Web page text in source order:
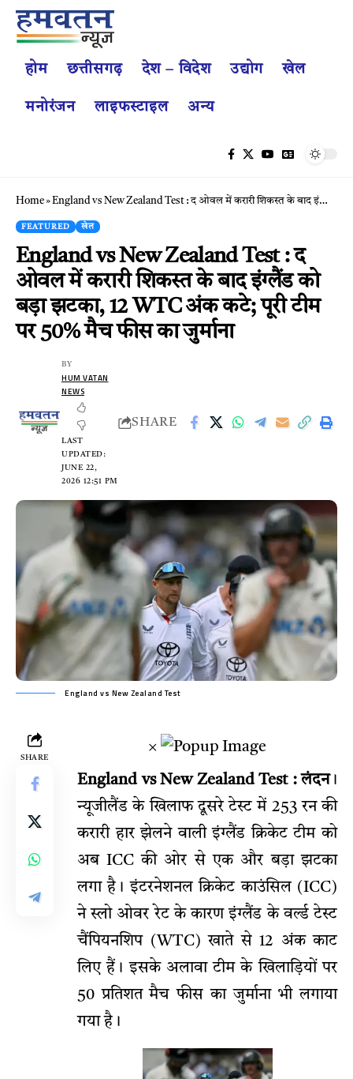
होम छत्तीसगढ़ देश – विदेश उद्योग खेल
मनोरंजन लाइफस्टाइल अन्य
Home» England vs New Zealand Test : द ओवल में करारी शिकस्त के बाद इंग्लैंड को बड़ा झटका, 12 WTC अंक कटे; पूरी टीम पर 50% मैच फीस का जुर्माना
FEATURED खेल
England vs New Zealand Test : द
ओवल में करारी शिकस्त के बाद इंग्लैंड को
बड़ा झटका, 12 WTC अंक कटे; पूरी टीम
पर 50% मैच फीस का जुर्माना
LAST
UPDATED:
JUNE 22,
2026 12:51 PM
BY
HUM VATAN
NEWS
SHARE
England vs New Zealand Test
SHARE
×
England vs New Zealand Test : लंदन।
न्यूजीलैंड के खिलाफ दूसरे टेस्ट में 253 रन की
करारी हार झेलने वाली इंग्लैंड क्रिकेट टीम को
अब ICC की ओर से एक और बड़ा झटका
लगा है। इंटरनेशनल क्रिकेट काउंसिल (ICC)
ने स्लो ओवर रेट के कारण इंग्लैंड के वर्ल्ड टेस्ट
चैंपियनशिप (WTC) खाते से 12 अंक काट
लिए हैं। इसके अलावा टीम के खिलाड़ियों पर
50 प्रतिशत मैच फीस का जुर्माना भी लगाया
गया है।